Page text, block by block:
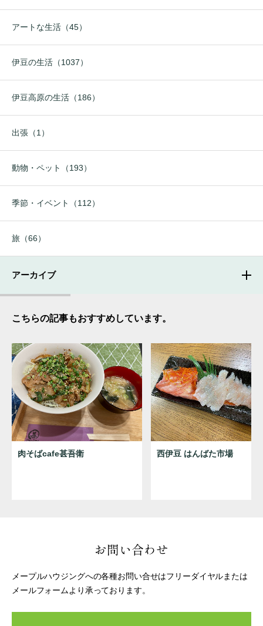
アートな生活（45）
伊豆の生活（1037）
伊豆高原の生活（186）
出張（1）
動物・ペット（193）
季節・イベント（112）
旅（66）
アーカイブ
こちらの記事もおすすめしています。
肉そばcafe甚吾衛 西伊豆 はんばた市場
お問い合わせ
メープルハウジングへの各種お問い合せはフリーダイヤルまたは
メールフォームより承っております。